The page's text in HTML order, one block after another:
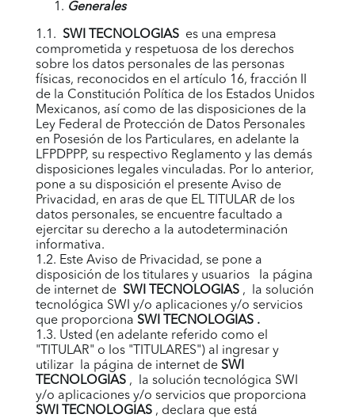
Generales
1.1. SWI TECNOLOGIAS es una empresa
comprometida y respetuosa de los derechos
sobre los datos personales de las personas
físicas, reconocidos en el artículo 16, fracción II
de la Constitución Política de los Estados Unidos
Mexicanos, así como de las disposiciones de la
Ley Federal de Protección de Datos Personales
en Posesión de los Particulares, en adelante la
LFPDPPP, su respectivo Reglamento y las demás
disposiciones legales vinculadas. Por lo anterior,
pone a su disposición el presente Aviso de
Privacidad, en aras de que EL TITULAR de los
datos personales, se encuentre facultado a
ejercitar su derecho a la autodeterminación
informativa.
1.2. Este Aviso de Privacidad, se pone a
disposición de los titulares y usuarios la página
de internet de SWI TECNOLOGIAS , la solución
tecnológica SWI y/o aplicaciones y/o servicios
que proporciona SWI TECNOLOGIAS .
1.3. Usted (en adelante referido como el
"TITULAR" o los "TITULARES") al ingresar y
utilizar la página de internet de SWI
TECNOLOGIAS , la solución tecnológica SWI
y/o aplicaciones y/o servicios que proporciona
SWI TECNOLOGIAS , declara que está